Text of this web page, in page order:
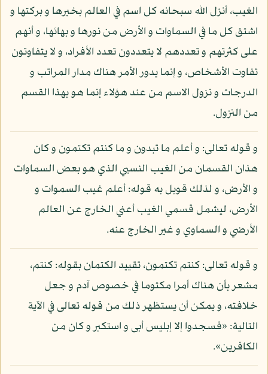
الغيب، أنزل الله سبحانه كل اسم في العالم بخيرها و بركتها و
اشتق كل ما في السماوات و الأرض من نورها و بهائها، و أنهم
على كثرتهم و تعددهم لا يتعددون تعدد الأفراد، و لا يتفاوتون
تفاوت الأشخاص، و إنما يدور الأمر هناك مدار المراتب و
الدرجات و نزول الاسم من عند هؤلاء إنما هو بهذا القسم
من النزول.
و قوله تعالى: و أعلم ما تبدون و ما كنتم تكتمون و كان
هذان القسمان من الغيب النسبي الذي هو بعض السماوات
و الأرض، و لذلك قوبل به قوله: أعلم غيب السموات و
الأرض، ليشمل قسمي الغيب أعني الخارج عن العالم
الأرضي و السماوي و غير الخارج عنه.
و قوله تعالى: كنتم تكتمون، تقييد الكتمان بقوله: كنتم،
مشعر بأن هناك أمرا مكتوما في خصوص آدم و جعل
خلافته، و يمكن أن يستظهر ذلك من قوله تعالى في الآية
التالية: «فسجدوا إلا إبليس أبى و استكبر و كان من
الكافرين».